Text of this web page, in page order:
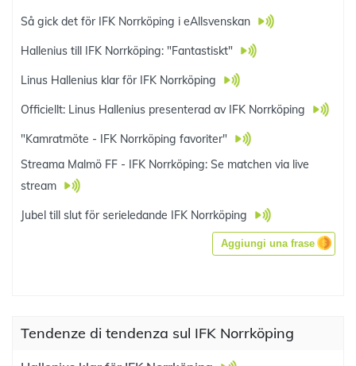
Så gick det för IFK Norrköping i eAllsvenskan
Hallenius till IFK Norrköping: "Fantastiskt"
Linus Hallenius klar för IFK Norrköping
Officiellt: Linus Hallenius presenterad av IFK Norrköping
"Kamratmöte - IFK Norrköping favoriter"
Streama Malmö FF - IFK Norrköping: Se matchen via live
stream
Jubel till slut för serieledande IFK Norrköping
Aggiungi una frase
Tendenze di tendenza sul IFK Norrköping